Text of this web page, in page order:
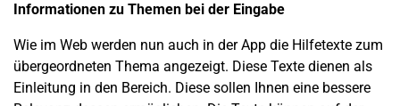
Informationen zu Themen bei der Eingabe
Wie im Web werden nun auch in der App die Hilfetexte zum
übergeordneten Thema angezeigt. Diese Texte dienen als
Einleitung in den Bereich. Diese sollen Ihnen eine bessere